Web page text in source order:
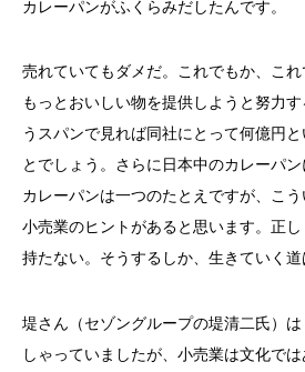
カレーパンがふくらみだしたんです。
売れていてもダメだ。これでもか、こ
もっとおいしい物を提供しようと努力
うスパンで見れば同社にとって何億円
とでしょう。さらに日本中のカレーパン
カレーパンは一つのたとえですが、こ
小売業のヒントがあると思います。正
持たない。そうするしか、生きていく道
堤さん（セゾングループの堤清二氏）
しゃっていましたが、小売業は文化で